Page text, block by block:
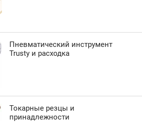
Пневматический инструмент
Trusty и расходка
Токарные резцы и
принадлежности